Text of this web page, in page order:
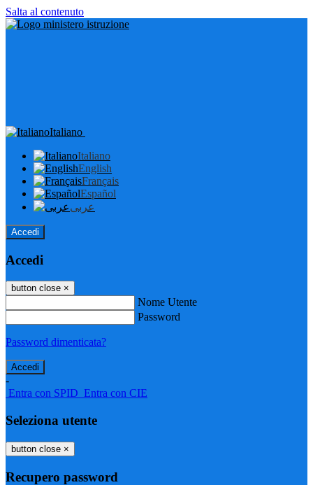
Salta al contenuto
Italiano
Italiano
English
Français
Español
عربى
Accedi
Accedi
button close ×
Nome Utente
Password
Password dimenticata?
-
Entra con SPID Entra con CIE
Seleziona utente
button close ×
Recupero password